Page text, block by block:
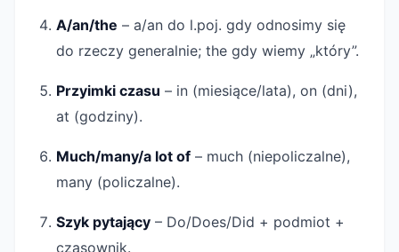
A/an/the – a/an do l.poj. gdy odnosimy się
do rzeczy generalnie; the gdy wiemy „który”.
Przyimki czasu – in (miesiące/lata), on (dni),
at (godziny).
Much/many/a lot of– much (niepoliczalne),
many (policzalne).
Szyk pytający– Do/Does/Did + podmiot +
czasownik.